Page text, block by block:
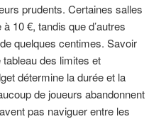
prudents. Certaines salles
10 €, tandis que d’autres
quelques centimes. Savoir
des limites et
détermine la durée et la
de joueurs abandonnent
pas naviguer entre les